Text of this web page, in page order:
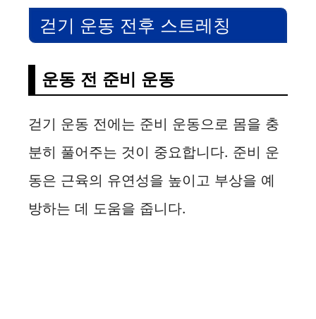
걷기 운동 전후 스트레칭
운동 전 준비 운동
걷기 운동 전에는 준비 운동으로 몸을 충
분히 풀어주는 것이 중요합니다. 준비 운
동은 근육의 유연성을 높이고 부상을 예
방하는 데 도움을 줍니다.